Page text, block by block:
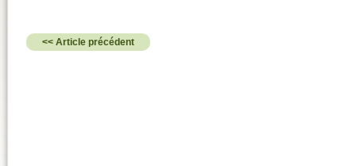
<< Article précédent